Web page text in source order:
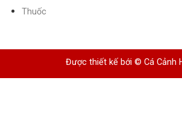
Thuốc
Được thiết kế bới © Cá Cảnh